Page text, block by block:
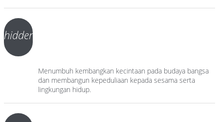
hidden
Menumbuh kembangkan kecintaan pada budaya bangsa
dan membangun kepeduliaan kepada sesama serta
lingkungan hidup.